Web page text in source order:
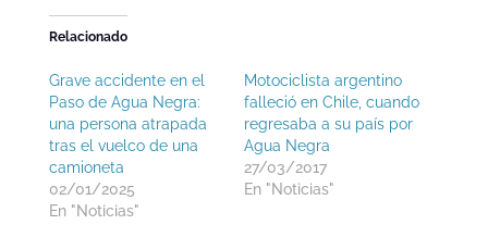
Relacionado
Grave accidente en el
Paso de Agua Negra:
una persona atrapada
tras el vuelco de una
camioneta
02/01/2025
En "Noticias"
Motociclista argentino
falleció en Chile, cuando
regresaba a su país por
Agua Negra
27/03/2017
En "Noticias"